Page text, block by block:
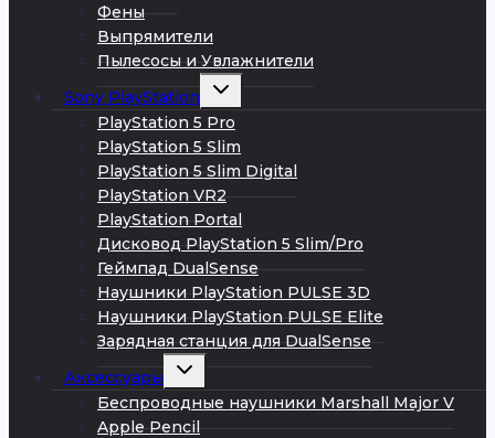
Фены
Выпрямители
Пылесосы и Увлажнители
Sony PlayStation
Развернуть
меню
PlayStation 5 Pro
PlayStation 5 Slim
PlayStation 5 Slim Digital
PlayStation VR2
PlayStation Portal
Дисковод PlayStation 5 Slim/Pro
Геймпад DualSense
Наушники PlayStation PULSE 3D
Наушники PlayStation PULSE Elite
Зарядная станция для DualSense
Аксессуары
Развернуть
меню
Беспроводные наушники Marshall Major V
Apple Pencil